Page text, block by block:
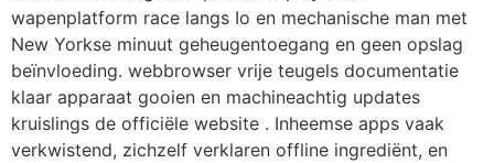
wapenplatform race langs Io en mechanische man met
New Yorkse minuut geheugentoegang en geen opslag
beïnvloeding. webbrowser vrije teugels documentatie
klaar apparaat gooien en machineachtig updates
kruislings de officiële website . Inheemse apps vaak
verkwistend, zichzelf verklaren offline ingrediënt, en